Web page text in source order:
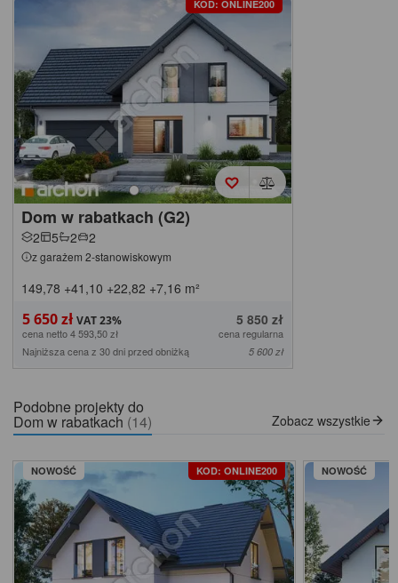
KOD: ONLINE200
Dom w rabatkach (G2)
2 5 2 2
z garażem 2-stanowiskowym
149,78 +41,10 +22,82 +7,16 m²
5 650 zł 5 850 zł
cena netto 4 593,50 zł
cena regularna
Najniższa cena z 30 dni przed obniżką
5 600 zł
Podobne projekty do
Dom w rabatkach (14) Zobacz wszystkie
NOWOŚĆ KOD: ONLINE200 NOWOŚĆ